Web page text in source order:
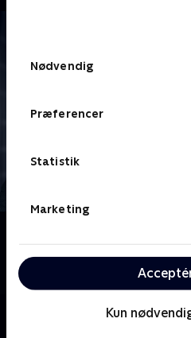
Nødvendig
Præferencer
Statistik
Marketing
Kun
tidlige pionerdage med